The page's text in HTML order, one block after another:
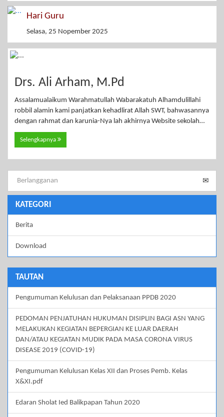
Hari Guru
Selasa, 25 Nopember 2025
Drs. Ali Arham, M.Pd
Assalamualaikum Warahmatullah Wabarakatuh Alhamdulillahi
robbil alamin kami panjatkan kehadlirat Allah SWT, bahwasannya
dengan rahmat dan karunia-Nya lah akhirnya Website sekolah…
Selengkapnya
KATEGORI
Berita
Download
TAUTAN
Pengumuman Kelulusan dan Pelaksanaan PPDB 2020
PEDOMAN PENJATUHAN HUKUMAN DISIPLIN BAGI ASN YANG
MELAKUKAN KEGIATAN BEPERGIAN KE LUAR DAERAH
DAN/ATAU KEGIATAN MUDIK PADA MASA CORONA VIRUS
DISEASE 2019 (COVID-19)
Pengumuman Kelulusan Kelas XII dan Proses Pemb. Kelas
X&XI.pdf
Edaran Sholat Ied Balikpapan Tahun 2020